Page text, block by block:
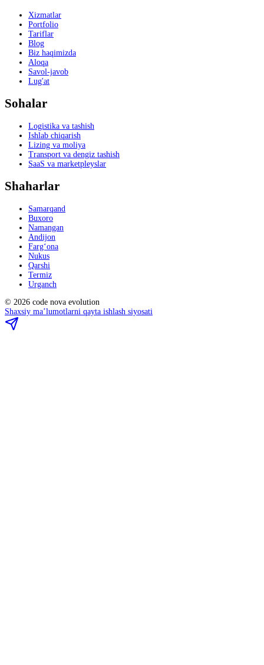
Xizmatlar
Portfolio
Tariflar
Blog
Biz haqimizda
Aloqa
Savol-javob
Lug'at
Sohalar
Logistika va tashish
Ishlab chiqarish
Lizing va moliya
Transport va dengiz tashish
SaaS va marketpleyslar
Shaharlar
Samarqand
Buxoro
Namangan
Andijon
Farg‘ona
Nukus
Qarshi
Termiz
Urganch
© 2026 code nova evolution
Shaxsiy ma’lumotlarni qayta ishlash siyosati